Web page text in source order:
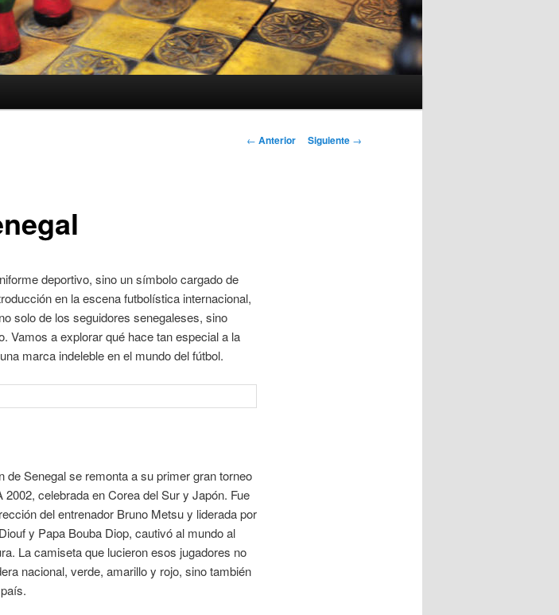
Navegación
← Anterior Siguiente →
deportivo, sino un símbolo cargado de
en la escena futbolística internacional,
solo de los seguidores senegaleses, sino
Vamos a explorar qué hace tan especial a la
marca indeleble en el mundo del fútbol.
de Senegal se remonta a su primer gran torneo
celebrada en Corea del Sur y Japón. Fue
del entrenador Bruno Metsu y liderada por
y Papa Bouba Diop, cautivó al mundo al
La camiseta que lucieron esos jugadores no
nacional, verde, amarillo y rojo, sino también